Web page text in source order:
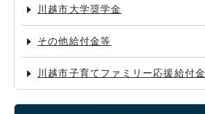
川越市大学奨学金
その他給付金等
川越市子育てファミリー応援給付金